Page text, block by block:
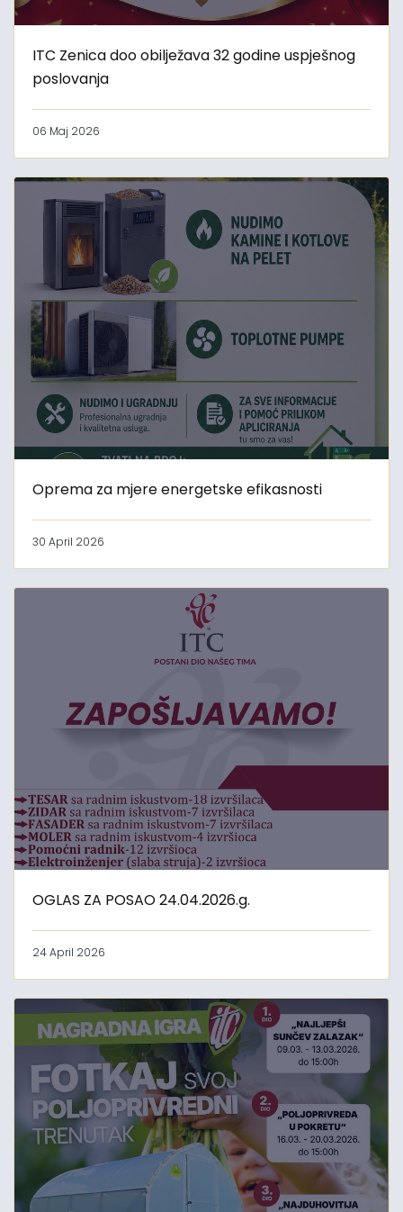
ITC Zenica doo obilježava 32 godine uspješnog
poslovanja
06 Maj 2026
Oprema za mjere energetske efikasnosti
30 April 2026
OGLAS ZA POSAO 24.04.2026.g.
24 April 2026